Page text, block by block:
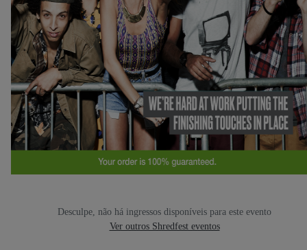
Desculpe, não há ingressos disponíveis para este evento
Ver outros Shredfest eventos